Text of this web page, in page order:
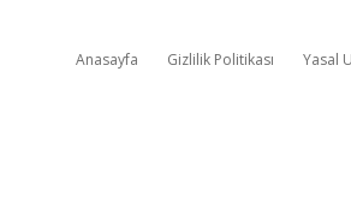
Anasayfa Gizlilik Politikası Yasal